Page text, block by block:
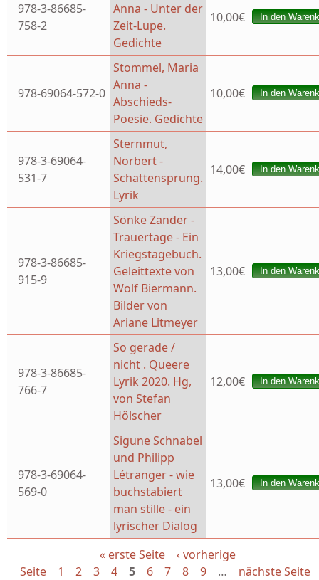
978-3-86685-
758-2
Anna - Unter der
Zeit-Lupe.
Gedichte
10,00€
978-69064-572-0
Stommel, Maria
Anna -
Abschieds-
Poesie. Gedichte
10,00€
978-3-69064-
531-7
Sternmut,
Norbert -
Schattensprung.
Lyrik
14,00€
978-3-86685-
915-9
Sönke Zander -
Trauertage - Ein
Kriegstagebuch.
Geleittexte von
Wolf Biermann.
Bilder von
Ariane Litmeyer
13,00€
978-3-86685-
766-7
So gerade /
nicht . Queere
Lyrik 2020. Hg,
von Stefan
Hölscher
12,00€
978-3-69064-
569-0
Sigune Schnabel
und Philipp
Létranger - wie
buchstabiert
man stille - ein
lyrischer Dialog
13,00€
« erste Seite
‹ vorherige
Seite
1 2 3 4 5 6 7 8 9 …
nächste Seite